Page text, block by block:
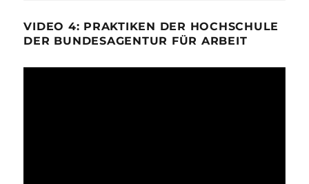
VIDEO 4: PRAKTIKEN DER HOCHSCHULE
DER BUNDESAGENTUR FÜR ARBEIT